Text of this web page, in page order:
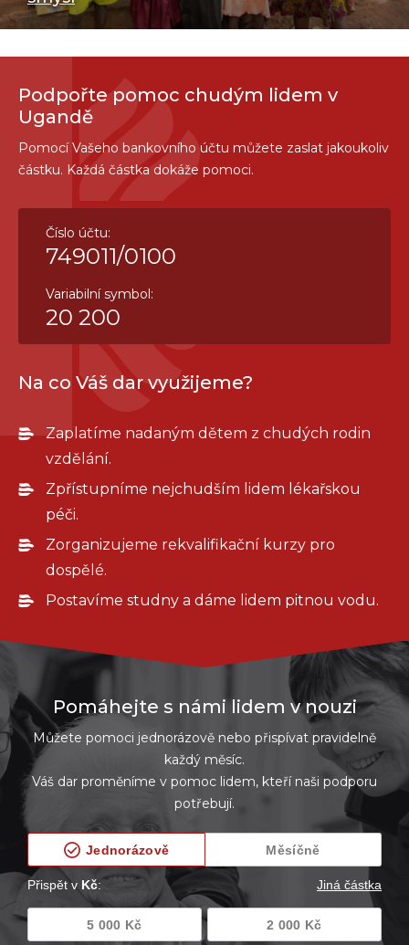
Podpořte pomoc chudým lidem v
Ugandě
Pomocí Vašeho bankovního účtu můžete zaslat jakoukoliv
částku. Každá částka dokáže pomoci.
Číslo účtu:
749011/0100
Variabilní symbol:
20 200
Na co Váš dar využijeme?
Zaplatíme nadaným dětem z chudých rodin
vzdělání.
Zpřístupníme nejchudším lidem lékařskou
péči.
Zorganizujeme rekvalifikační kurzy pro
dospělé.
Postavíme studny a dáme lidem pitnou vodu.
Pomáhejte s námi lidem v nouzi
Můžete pomoci jednorázově nebo přispívat pravidelně
každý měsíc.
Váš dar proměníme v pomoc lidem, kteří naši podporu
potřebují.